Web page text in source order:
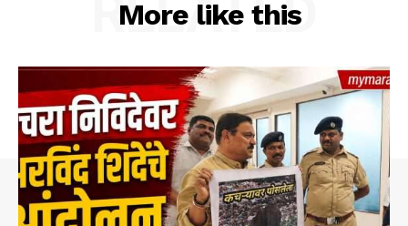
More like this
RELATED